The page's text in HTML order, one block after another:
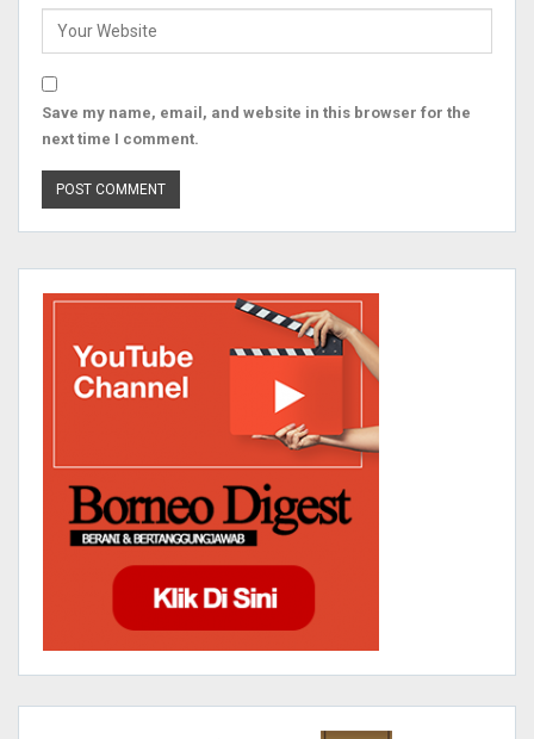
Save my name, email, and website in this browser for the
next time I comment.